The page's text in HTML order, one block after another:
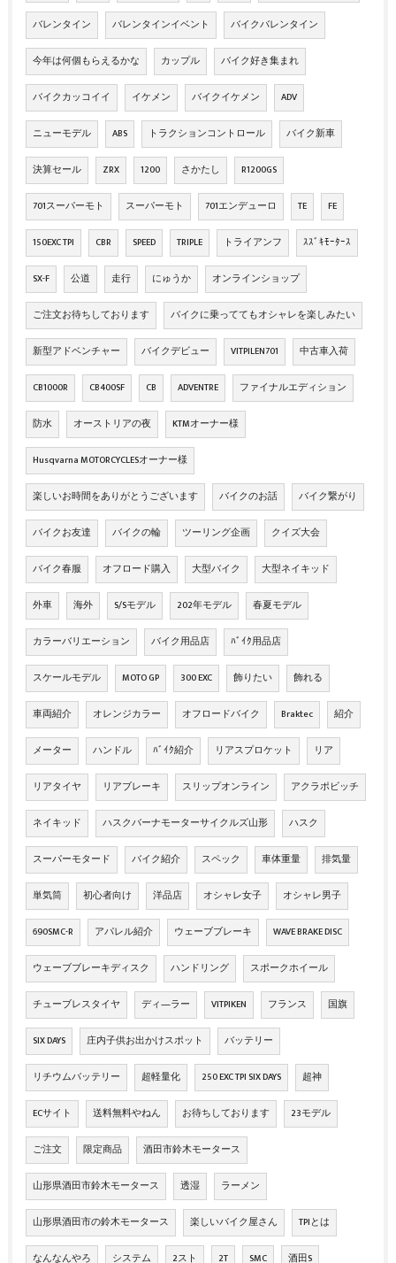
バレンタイン バレンタインイベント バイクバレンタイン
今年は何個もらえるかな カップル バイク好き集まれ
バイクカッコイイ イケメン バイクイケメン ADV
ニューモデル ABS トラクションコントロール バイク新車
決算セール ZRX 1200 さかたし R1200GS
701スーパーモト スーパーモト 701エンデューロ TE FE
150EXC TPI CBR SPEED TRIPLE トライアンフ ｽｽﾞｷﾓｰﾀｰｽ
SX-F 公道 走行 にゅうか オンラインショップ
ご注文お待ちしております バイクに乗っててもオシャレを楽しみたい
新型アドベンチャー バイクデビュー VITPILEN701 中古車入荷
CB1000R CB400SF CB ADVENTRE ファイナルエディション
防水 オーストリアの夜 KTMオーナー様
Husqvarna MOTORCYCLESオーナー様
楽しいお時間をありがとうございます バイクのお話 バイク繋がり
バイクお友達 バイクの輪 ツーリング企画 クイズ大会
バイク春服 オフロード購入 大型バイク 大型ネイキッド
外車 海外 S/Sモデル 202年モデル 春夏モデル
カラーバリエーション バイク用品店 ﾊﾞｲｸ用品店
スケールモデル MOTO GP 300 EXC 飾りたい 飾れる
車両紹介 オレンジカラー オフロードバイク Braktec 紹介
メーター ハンドル ﾊﾞｲｸ紹介 リアスプロケット リア
リアタイヤ リアブレーキ スリップオンライン アクラポビッチ
ネイキッド ハスクバーナモーターサイクルズ山形 ハスク
スーパーモタード バイク紹介 スペック 車体重量 排気量
単気筒 初心者向け 洋品店 オシャレ女子 オシャレ男子
690SMC-R アパレル紹介 ウェーブブレーキ WAVE BRAKE DISC
ウェーブブレーキディスク ハンドリング スポークホイール
チューブレスタイヤ ディ―ラー VITPIKEN フランス 国旗
SIX DAYS 庄内子供お出かけスポット バッテリー
リチウムバッテリー 超軽量化 250 EXC TPI SIX DAYS 超神
ECサイト 送料無料やねん お待ちしております 23モデル
ご注文 限定商品 酒田市鈴木モータース
山形県酒田市鈴木モータース 透湿 ラーメン
山形県酒田市の鈴木モータース 楽しいバイク屋さん TPIとは
なんなんやろ システム 2スト 2T SMC 酒田S